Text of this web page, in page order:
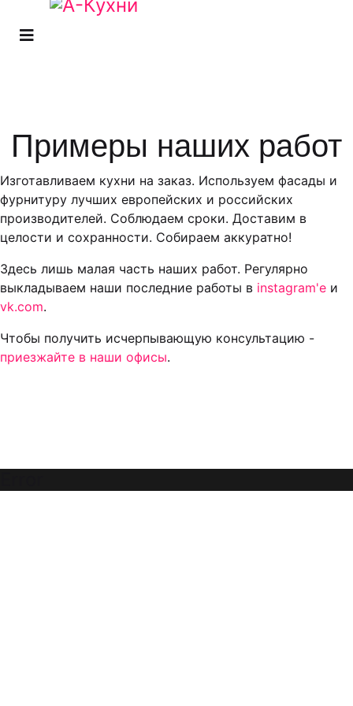
Примеры наших работ
Изготавливаем кухни на заказ. Используем фасады и
фурнитуру лучших европейских и российских
производителей. Соблюдаем сроки. Доставим в
целости и сохранности. Собираем аккуратно!
Здесь лишь малая часть наших работ. Регулярно
выкладываем наши последние работы в instagram'е и
vk.com.
Чтобы получить исчерпывающую консультацию -
приезжайте в наши офисы.